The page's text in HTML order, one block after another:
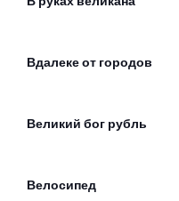
Вдалеке от городов
Великий бог рубль
Велосипед